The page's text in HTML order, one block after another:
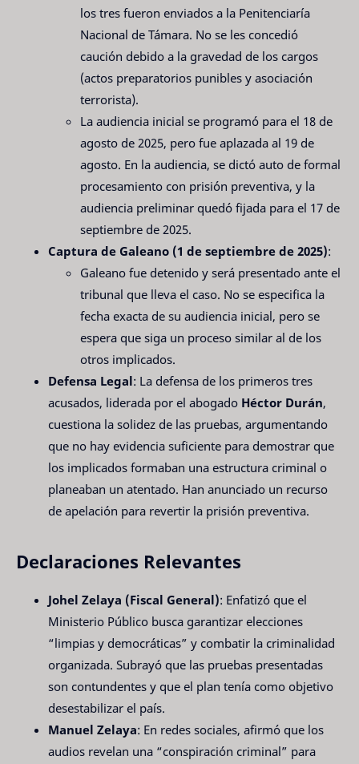
los tres fueron enviados a la Penitenciaría
Nacional de Támara. No se les concedió
caución debido a la gravedad de los cargos
(actos preparatorios punibles y asociación
terrorista).
La audiencia inicial se programó para el 18 de
agosto de 2025, pero fue aplazada al 19 de
agosto. En la audiencia, se dictó auto de formal
procesamiento con prisión preventiva, y la
audiencia preliminar quedó fijada para el 17 de
septiembre de 2025.
Captura de Galeano (1 de septiembre de 2025):
Galeano fue detenido y será presentado ante el
tribunal que lleva el caso. No se especifica la
fecha exacta de su audiencia inicial, pero se
espera que siga un proceso similar al de los
otros implicados.
Defensa Legal: La defensa de los primeros tres
acusados, liderada por el abogado Héctor Durán,
cuestiona la solidez de las pruebas, argumentando
que no hay evidencia suficiente para demostrar que
los implicados formaban una estructura criminal o
planeaban un atentado. Han anunciado un recurso
de apelación para revertir la prisión preventiva.
Declaraciones Relevantes
Johel Zelaya (Fiscal General): Enfatizó que el
Ministerio Público busca garantizar elecciones
“limpias y democráticas” y combatir la criminalidad
organizada. Subrayó que las pruebas presentadas
son contundentes y que el plan tenía como objetivo
desestabilizar el país.
Manuel Zelaya: En redes sociales, afirmó que los
audios revelan una “conspiración criminal” para